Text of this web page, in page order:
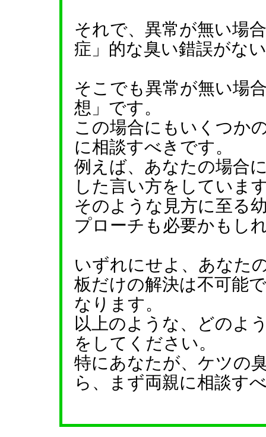
それで、異常が無い場
症」的な臭い錯誤がな
そこでも異常が無い場
想」です。
この場合にもいくつか
に相談すべきです。
例えば、あなたの場合
した言い方をしていま
そのような見方に至る
プローチも必要かもし
いずれにせよ、あなた
板だけの解決は不可能
なります。
以上のような、どのよ
をしてください。
特にあなたが、ケツの
ら、まず両親に相談す